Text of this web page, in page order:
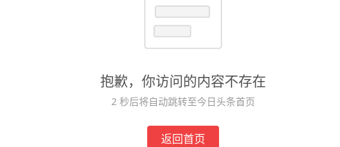
抱歉，你访问的内容不存在
2 秒后将自动跳转至今日头条首页
返回首页